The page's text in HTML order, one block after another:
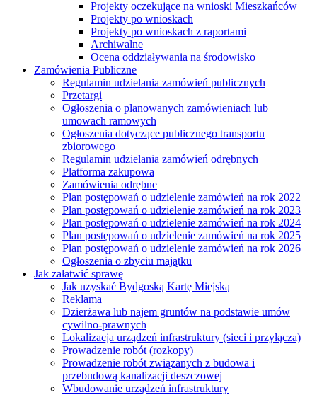
Projekty oczekujące na wnioski Mieszkańców
Projekty po wnioskach
Projekty po wnioskach z raportami
Archiwalne
Ocena oddziaływania na środowisko
Zamówienia Publiczne
Regulamin udzielania zamówień publicznych
Przetargi
Ogłoszenia o planowanych zamówieniach lub
umowach ramowych
Ogłoszenia dotyczące publicznego transportu
zbiorowego
Regulamin udzielania zamówień odrębnych
Platforma zakupowa
Zamówienia odrębne
Plan postępowań o udzielenie zamówień na rok 2022
Plan postępowań o udzielenie zamówień na rok 2023
Plan postępowań o udzielenie zamówień na rok 2024
Plan postępowań o udzielenie zamówień na rok 2025
Plan postępowań o udzielenie zamówień na rok 2026
Ogłoszenia o zbyciu majątku
Jak załatwić sprawę
Jak uzyskać Bydgoską Kartę Miejską
Reklama
Dzierżawa lub najem gruntów na podstawie umów
cywilno-prawnych
Lokalizacja urządzeń infrastruktury (sieci i przyłącza)
Prowadzenie robót (rozkopy)
Prowadzenie robót związanych z budowa i
przebudową kanalizacji deszczowej
Wbudowanie urządzeń infrastruktury